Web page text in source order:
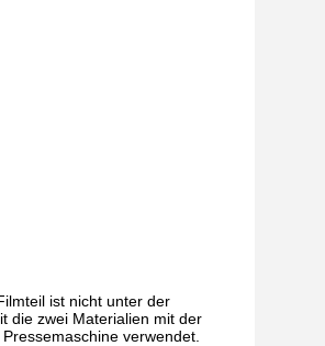
ist nicht unter der
die zwei Materialien mit der
verwendet.